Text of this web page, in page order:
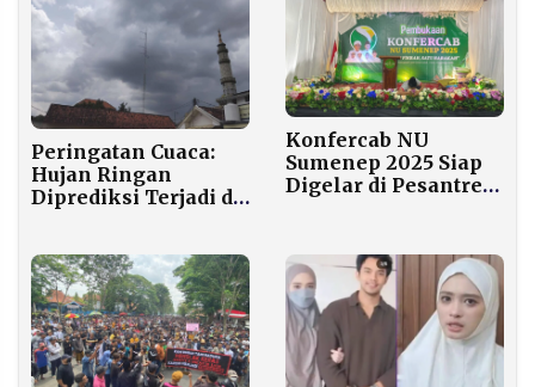
Pamekasan
Peringatan Cuaca:
Hujan Ringan
Diprediksi Terjadi di
Konfercab NU
Sumenep 2025 Siap
Digelar di Pesantren